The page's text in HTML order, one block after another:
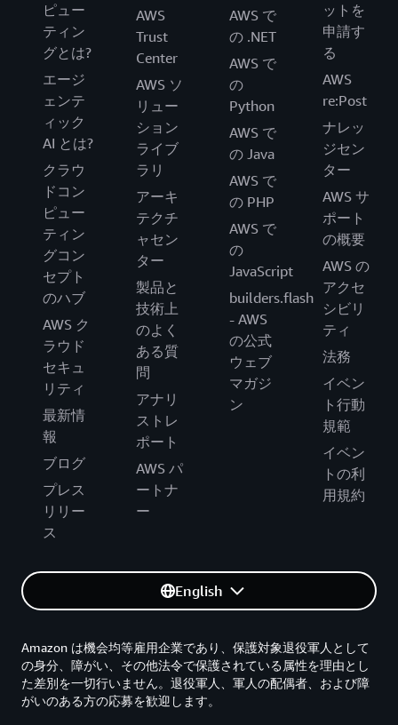
ピュー
ティン
グとは?
エージ
ェンテ
ィック
AI とは?
クラウ
ドコン
ピュー
ティン
グコン
セプト
のハブ
AWS ク
ラウド
セキュ
リティ
最新情
報
ブログ
プレス
リリー
ス
AWS
Trust
Center
AWS ソ
リュー
ション
ライブ
ラリ
アーキ
テクチ
ャセン
ター
製品と
技術上
のよく
ある質
問
アナリ
ストレ
ポート
AWS パ
ートナ
ー
AWS で
の .NET
AWS で
の
Python
AWS で
の Java
AWS で
の PHP
AWS で
の
JavaScript
builders.flash
- AWS
の公式
ウェブ
マガジ
ン
ットを
申請す
る
AWS
re:Post
ナレッ
ジセン
ター
AWS サ
ポート
の概要
AWS の
アクセ
シビリ
ティ
法務
イベン
ト行動
規範
イベン
トの利
用規約
English
Amazon は機会均等雇用企業であり、保護対象退役軍人として
の身分、障がい、その他法令で保護されている属性を理由とし
た差別を一切行いません。退役軍人、軍人の配偶者、および障
がいのある方の応募を歓迎します。